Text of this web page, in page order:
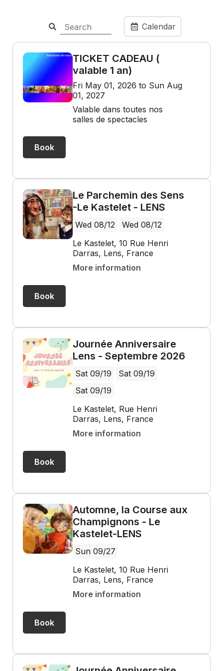
Calendar
TICKET CADEAU (
valable 1 an)
Fri May 01, 2026 to Sun Aug
01, 2027
Valable dans toutes nos
salles de spectacles
Book
Le Parchemin des Sens
-Le Kastelet - LENS
Wed 08/12
Wed 08/12
Le Kastelet, 10 Rue Henri
Darras, Lens, France
More information
Book
Journée Anniversaire
Lens - Septembre 2026
Sat 09/19
Sat 09/19
Sat 09/19
Le Kastelet, Rue Henri
Darras, Lens, France
More information
Book
Automne, la Course aux
Champignons - Le
Kastelet-LENS
Sun 09/27
Le Kastelet, 10 Rue Henri
Darras, Lens, France
More information
Book